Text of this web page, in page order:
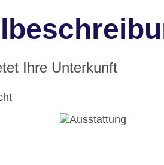
Ihre Unterkunft